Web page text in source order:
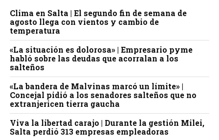
Clima en Salta | El segundo fin de semana de
agosto llega con vientos y cambio de
temperatura
«La situación es dolorosa» | Empresario pyme
habló sobre las deudas que acorralan a los
salteños
«La bandera de Malvinas marcó un límite» |
Concejal pidió a los senadores salteños que no
extranjericen tierra gaucha
Viva la libertad carajo | Durante la gestión Milei,
Salta perdió 313 empresas empleadoras